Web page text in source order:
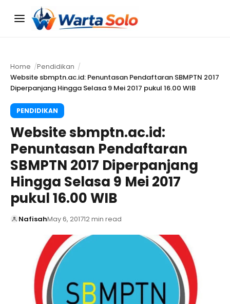
Menu
Home
Pendidikan
Website sbmptn.ac.id: Penuntasan Pendaftaran SBMPTN 2017
Diperpanjang Hingga Selasa 9 Mei 2017 pukul 16.00 WIB
PENDIDIKAN
Website sbmptn.ac.id:
Penuntasan Pendaftaran
SBMPTN 2017 Diperpanjang
Hingga Selasa 9 Mei 2017
pukul 16.00 WIB
NafisahMay 6, 201712 min read